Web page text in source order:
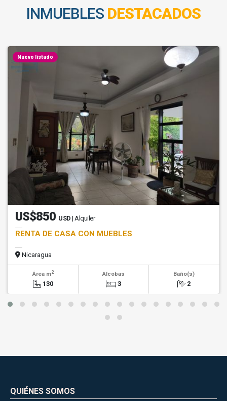
INMUEBLES DESTACADOS
Nuevo listado
US$850 USD | Alquiler
RENTA DE CASA CON MUEBLES
Nicaragua
Área m2
130
Alcobas
3
Baño(s)
2
QUIÉNES SOMOS